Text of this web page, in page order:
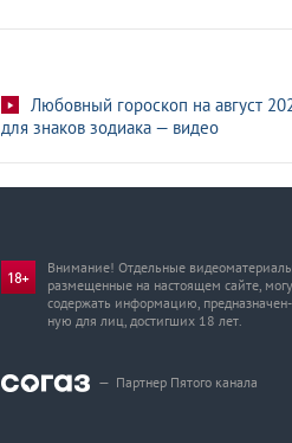
Любовный гороскоп на август
для знаков зодиака — видео
Внимание! Отдельные
размещенные на настоящем сайте,
содержать информацию, предназначен­
ную для лиц, достигших 18 лет.
— Партнер Пятого канала